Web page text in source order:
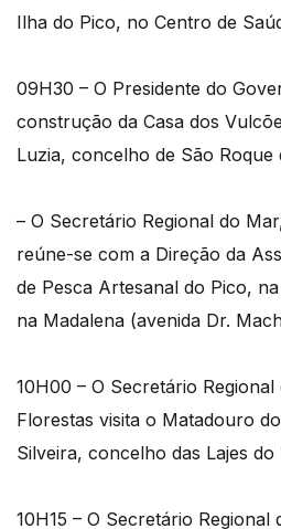
Ilha do Pico, no Centro de
09H30 – O Presidente do
construção da Casa dos
Luzia, concelho de São Roque
– O Secretário Regional do
reúne-se com a Direção da
de Pesca Artesanal do Pico,
na Madalena (avenida Dr.
10H00 – O Secretário
Florestas visita o Matadouro
Silveira, concelho das Lajes do
10H15 – O Secretário Regional